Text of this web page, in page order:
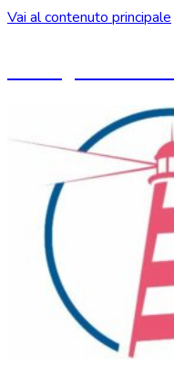
Vai al contenuto principale